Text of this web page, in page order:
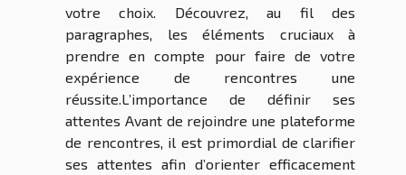
votre choix. Découvrez, au fil des
paragraphes, les éléments cruciaux à
prendre en compte pour faire de votre
expérience de rencontres une
réussite.L’importance de définir ses
attentes Avant de rejoindre une plateforme
de rencontres, il est primordial de clarifier
ses attentes afin d’orienter efficacement